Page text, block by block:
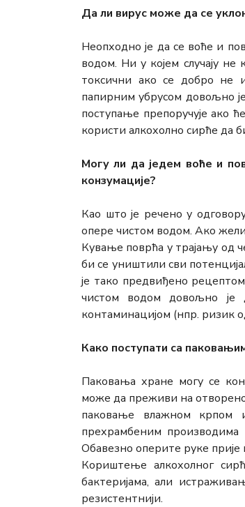
Да ли вирус може да се
Неопходно је да се воће и
водом. Ни у којем случају
токсични ако се добро не
папирним убрусом довољно
поступање препоручује ако
користи алкохолно сирће да
Могу ли да једем воће и
конзумације?
Као што је речено у
опере чистом водом. Ако
Кување поврћа у трајању од
би се уништили сви
је тако предвиђено
чистом водом довољно је
контаминацијом (нпр. ризик
Како поступати са
Паковања хране могу се
може да преживи на
паковање влажном крпом
прехрамбеним
Обавезно оперите руке прије
Кориштење алкохолног
бактеријама, али
резистентнији.